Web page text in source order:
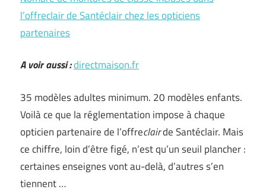
l’offreclair de Santéclair chez les opticiens
partenaires
A voir aussi :directmaison.fr
35 modèles adultes minimum. 20 modèles enfants.
Voilà ce que la réglementation impose à chaque
opticien partenaire de l’offreclairde Santéclair. Mais
ce chiffre, loin d’être figé, n’est qu’un seuil plancher :
certaines enseignes vont au-delà, d’autres s’en
tiennent …